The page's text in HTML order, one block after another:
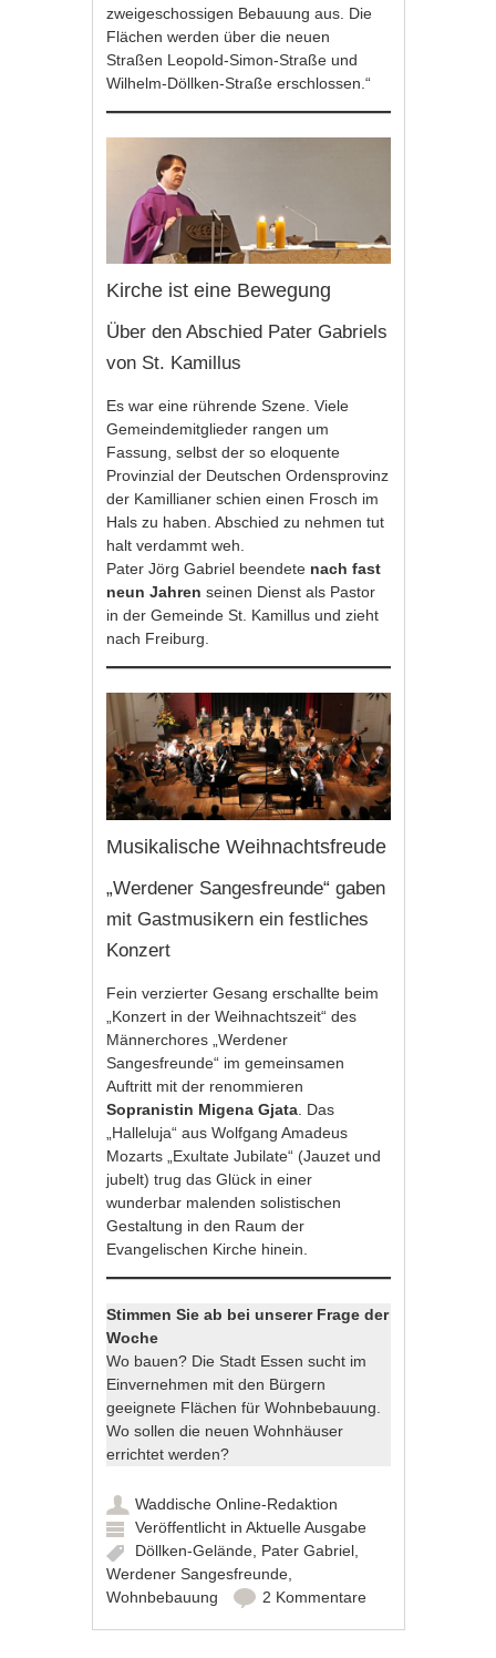
zweigeschossigen Bebauung aus. Die
Flächen werden über die neuen
Straßen Leopold-Simon-Straße und
Wilhelm-Döllken-Straße erschlossen.“
Kirche ist eine Bewegung
Über den Abschied Pater Gabriels
von St. Kamillus
Es war eine rührende Szene. Viele
Gemeindemitglieder rangen um
Fassung, selbst der so eloquente
Provinzial der Deutschen Ordensprovinz
der Kamillianer schien einen Frosch im
Hals zu haben. Abschied zu nehmen tut
halt verdammt weh.
Pater Jörg Gabriel beendete nach fast
neun Jahrenseinen Dienst als Pastor
in der Gemeinde St. Kamillus und zieht
nach Freiburg.
Musikalische Weihnachtsfreude
„Werdener Sangesfreunde“ gaben
mit Gastmusikern ein festliches
Konzert
Fein verzierter Gesang erschallte beim
„Konzert in der Weihnachtszeit“ des
Männerchores „Werdener
Sangesfreunde“ im gemeinsamen
Auftritt mit der renommieren
Sopranistin Migena Gjata . Das
„Halleluja“ aus Wolfgang Amadeus
Mozarts „Exultate Jubilate“ (Jauzet und
jubelt) trug das Glück in einer
wunderbar malenden solistischen
Gestaltung in den Raum der
Evangelischen Kirche hinein.
Stimmen Sie ab bei unserer Frage der
Woche
Wo bauen? Die Stadt Essen sucht im
Einvernehmen mit den Bürgern
geeignete Flächen für Wohnbebauung.
Wo sollen die neuen Wohnhäuser
errichtet werden?
Waddische Online-Redaktion
Veröffentlicht inAktuelle Ausgabe
Döllken-Gelände Pater Gabriel
Werdener Sangesfreunde
Wohnbebauung
2 Kommentare